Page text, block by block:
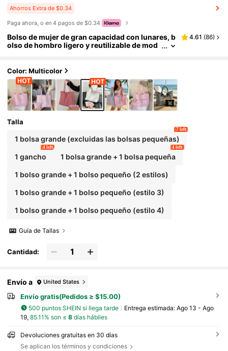
Ahorros Extra de $0.34
Paga ahora, o en 4 pagos de $0.34
Bolso de mujer de gran capacidad con lunares, b
olso de hombro ligero y reutilizable de mod
l, adecuado para el Día de la Madre, cumpleaños,
Navidad, vacaciones
4.61 (86)
Color: Multicolor
Talla
1 bolsa grande (excluidas las bolsas pequeñas)
7 left
1 gancho
4 left
1 bolsa grande + 1 bolsa pequeña
4 left
1 bolso grande + 1 bolso pequeño (2 estilos)
1 bolso grande + 1 bolso pequeño (estilo 3)
1 bolso grande + 1 bolso pequeño (estilo 4)
Guía de Tallas
Cantidad:
Envío a United States
Envío gratis(Pedidos ≥ $15.00)
500 puntos SHEIN si llega tarde Entrega estimada: Ago 13 - Ago
19, 85.11% son ≤ 8días hábiles
Devoluciones gratuitas en 30 días
Se aplican los términos y condiciones